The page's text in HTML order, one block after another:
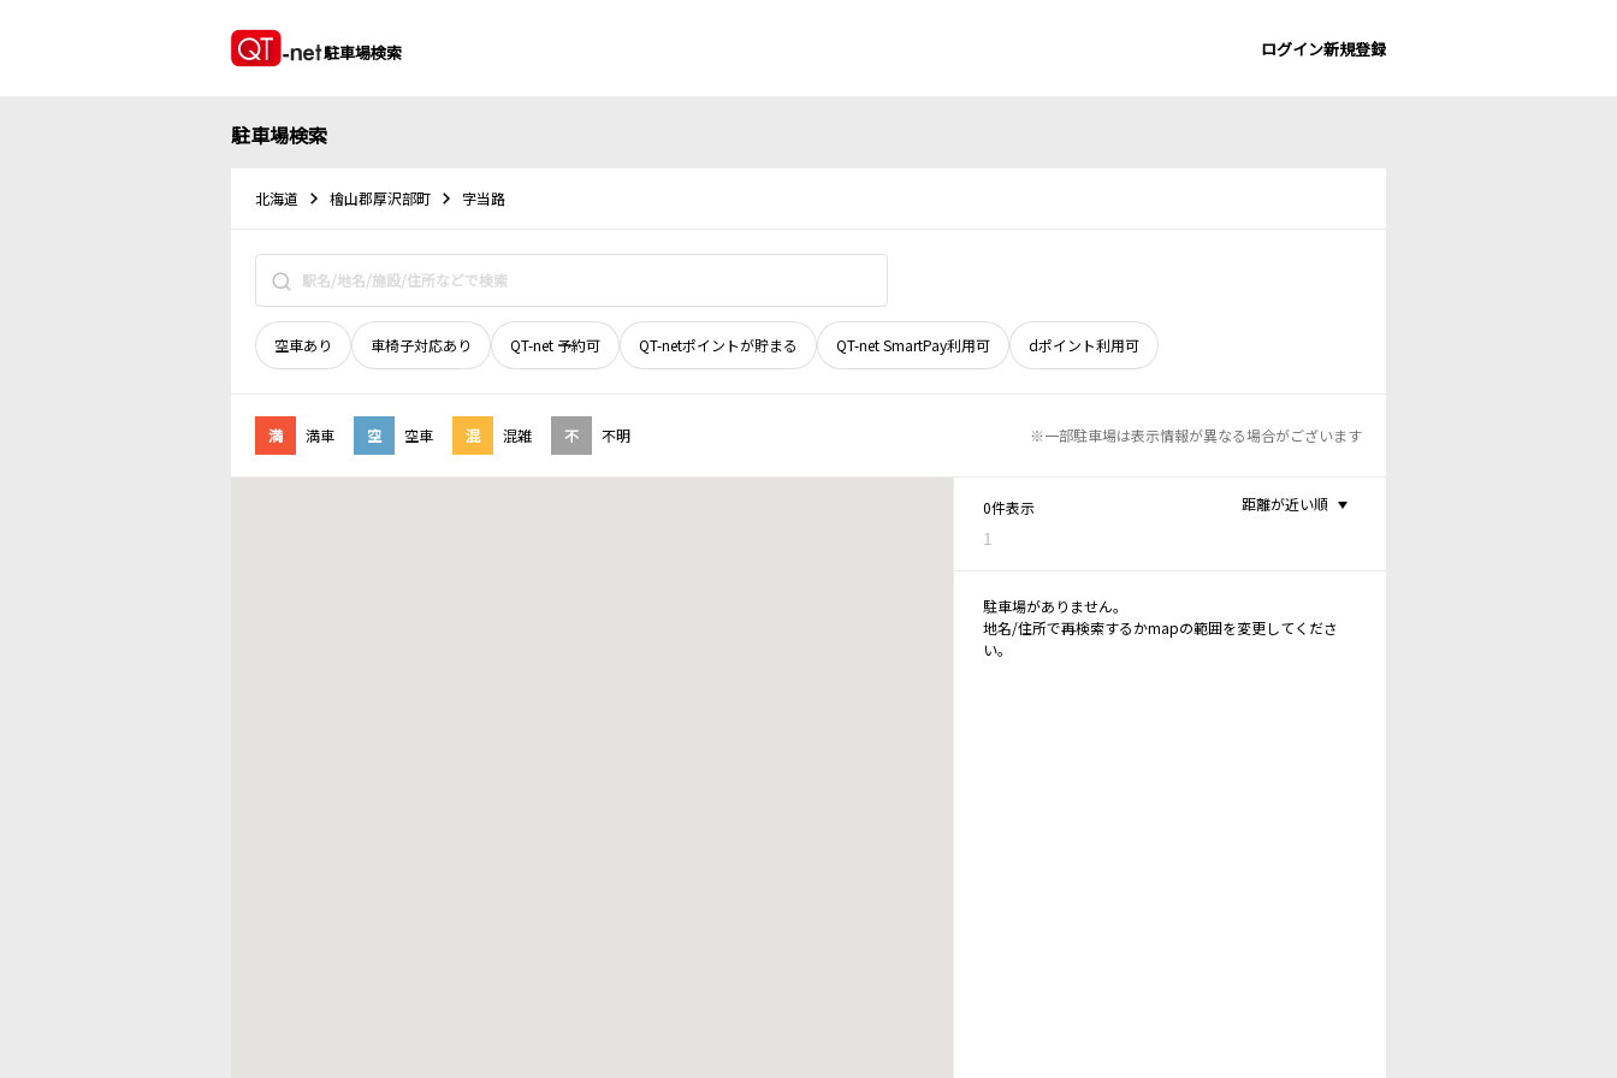
駐車場検索 ログイン新規登録
駐車場検索
北海道 檜山郡厚沢部町 字当路
空車あり 車椅子対応あり QT-net 予約可 QT-netポイントが貯まる QT-net SmartPay利用可 dポイント利用可
満 満車 空 空車 混 混雑 不 不明 ※一部駐車場は表示情報が異なる場合がございます
0件表示
1
距離が近い順
駐車場がありません。
地名/住所で再検索するかmapの範囲を変更してくださ
い。